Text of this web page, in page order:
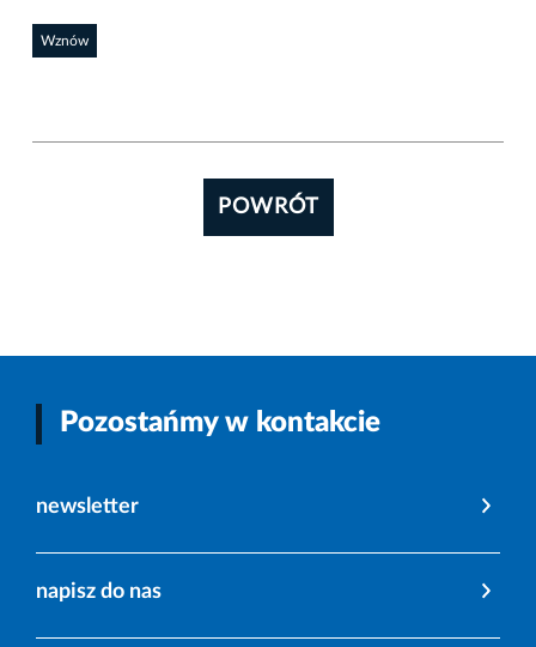
Wznów
POWRÓT
Pozostańmy w kontakcie
newsletter
napisz do nas